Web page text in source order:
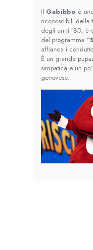
Il Gabibbo è
riconoscibili della
degli anni ’80, è
del programma
affianca i
È un grande
simpatica e un
genovese.